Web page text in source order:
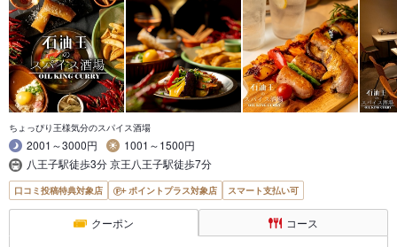
ちょっぴり王様気分のスパイス酒場
2001～3000円
1001～1500円
八王子駅徒歩3分 京王八王子駅徒歩7分
口コミ投稿特典対象店 ポイントプラス対象店 スマート支払い可
クーポン コース